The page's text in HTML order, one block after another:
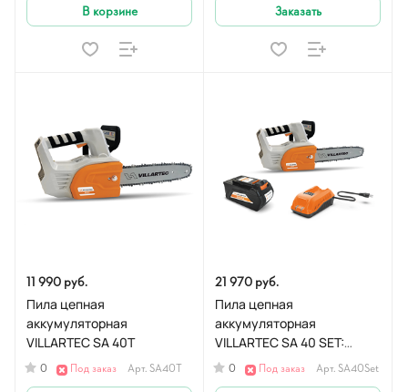
В корзине
Заказать
11 990 руб.
Пила цепная
аккумуляторная
VILLARTEC SA 40T
0 Под заказ Арт.SA40T
21 970 руб.
Пила цепная
аккумуляторная
VILLARTEC SA 40 SET:
AM402, AC402
0 Под заказ Арт.SA40Set